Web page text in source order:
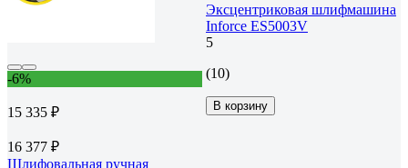
-6%
15 335 ₽
16 377 ₽
Шлифовальная ручная
Эксцентриковая шлифмашина
Inforce ES5003V
5
(10)
В корзину